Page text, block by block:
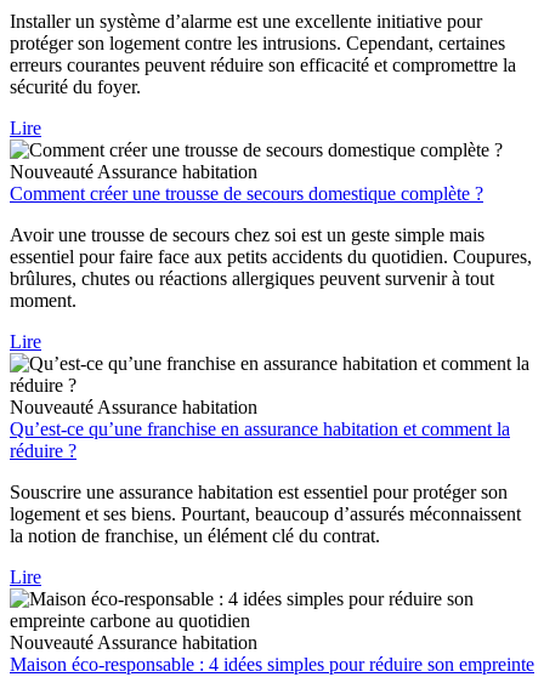
Installer un système d’alarme est une excellente initiative pour
protéger son logement contre les intrusions. Cependant, certaines
erreurs courantes peuvent réduire son efficacité et compromettre la
sécurité du foyer.
Lire
Nouveauté Assurance habitation
Comment créer une trousse de secours domestique complète ?
Avoir une trousse de secours chez soi est un geste simple mais
essentiel pour faire face aux petits accidents du quotidien. Coupures,
brûlures, chutes ou réactions allergiques peuvent survenir à tout
moment.
Lire
Nouveauté Assurance habitation
Qu’est-ce qu’une franchise en assurance habitation et comment la
réduire ?
Souscrire une assurance habitation est essentiel pour protéger son
logement et ses biens. Pourtant, beaucoup d’assurés méconnaissent
la notion de franchise, un élément clé du contrat.
Lire
Nouveauté Assurance habitation
Maison éco-responsable : 4 idées simples pour réduire son empreinte